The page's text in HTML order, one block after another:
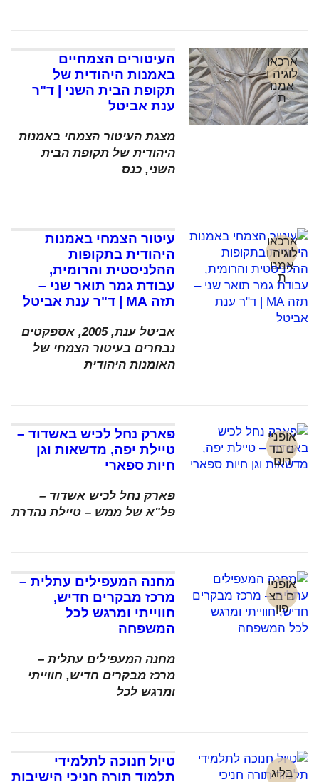
ארכאו
לוגיה ו
אמנו
ת
העיטורים הצמחיים
באמנות היהודית של
תקופת הבית השני | ד"ר
ענת אביטל
מצגת העיטור הצמחי באמנות
היהודית של תקופת הבית
השני, כנס
ארכאו
לוגיה ו
אמנו
ת
עיטור הצמחי באמנות
היהודית בתקופות
ההלניסטית והרומית,
עבודת גמר תואר שני –
תזה MA | ד"ר ענת אביטל
אביטל ענת, 2005, אספקטים
נבחרים בעיטור הצמחי של
האומנות היהודית
אופניי
ם בד
רום
פארק נחל לכיש באשדוד –
טיילת יפה, מדשאות וגן
חיות ספארי
פארק נחל לכיש אשדוד –
פל"א של ממש – טיילת נהדרת
אופניי
ם בצ
פון
מחנה המעפילים עתלית –
מרכז מבקרים חדיש,
חווייתי ומרגש לכל
המשפחה
מחנה המעפילים עתלית –
מרכז מבקרים חדיש, חווייתי
ומרגש לכל
בלוג
טיול חנוכה לתלמידי
תלמוד תורה חניכי הישיבות